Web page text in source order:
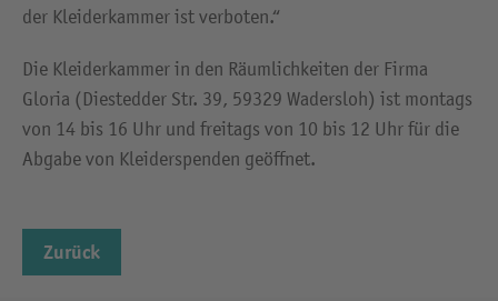
der Kleiderkammer ist verboten.“
Die Kleiderkammer in den Räumlichkeiten der Firma
Gloria (Diestedder Str. 39, 59329 Wadersloh) ist montags
von 14 bis 16 Uhr und freitags von 10 bis 12 Uhr für die
Abgabe von Kleiderspenden geöffnet.
Zurück